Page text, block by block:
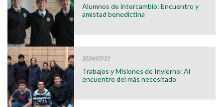
Alumnos de intercambio: Encuentro y
amistad benedictina
2026/07/22
Trabajos y Misiones de Invierno: Al
encuentro del más necesitado